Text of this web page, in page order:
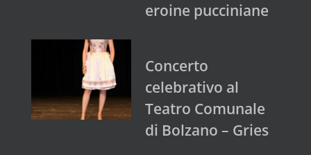
eroine pucciniane
Concerto
celebrativo al
Teatro Comunale
di Bolzano – Gries